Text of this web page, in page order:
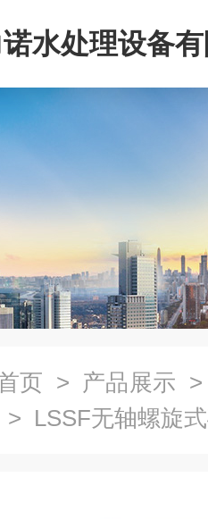
水处理设备
页 > 产品展示
> LSSF无轴螺旋